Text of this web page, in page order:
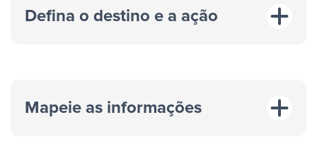
Defina o destino e a ação
Mapeie as informações